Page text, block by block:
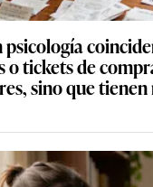
psicología
o tickets de
sino que tienen